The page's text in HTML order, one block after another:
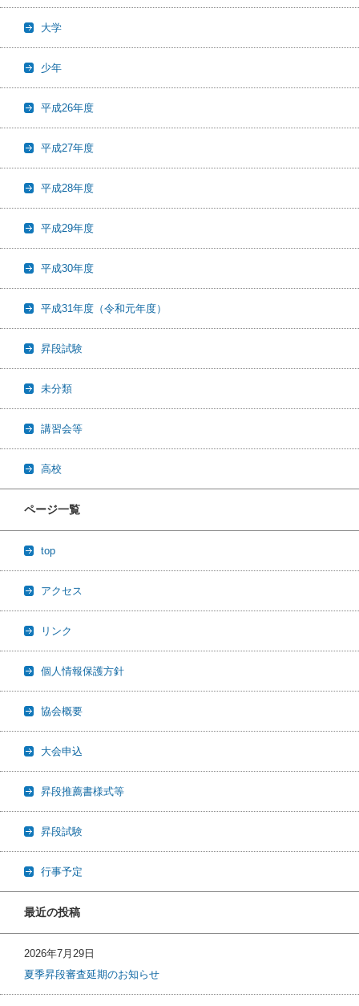
大学
少年
平成26年度
平成27年度
平成28年度
平成29年度
平成30年度
平成31年度（令和元年度）
昇段試験
未分類
講習会等
高校
ページ一覧
top
アクセス
リンク
個人情報保護方針
協会概要
大会申込
昇段推薦書様式等
昇段試験
行事予定
最近の投稿
2026年7月29日
夏季昇段審査延期のお知らせ